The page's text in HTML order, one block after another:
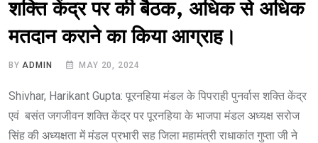
शक्ति केंद्र पर की बैठक, अधिक से अधिक
मतदान कराने का किया आग्राह।
BYADMIN MAY 20, 2024
Shivhar, Harikant Gupta: पूरनहिया मंडल के पिपराही पुनर्वास शक्ति केंद्र
एवं बसंत जगजीवन शक्ति केंद्र पर पूरनहिया के भाजपा मंडल अध्यक्ष सरोज
सिंह की अध्यक्षता में मंडल प्रभारी सह जिला महामंत्री राधाकांत गुप्ता जी ने